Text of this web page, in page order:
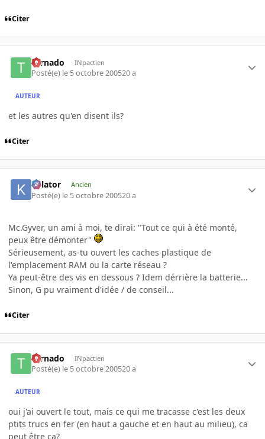
Citer
tornado INpactien
Posté(e) le 5 octobre 200520 a
AUTEUR
et les autres qu'en disent ils?
Citer
Killator Ancien
Posté(e) le 5 octobre 200520 a
Mc.Gyver, un ami à moi, te dirai: "Tout ce qui à été monté,
peux être démonter"
Sérieusement, as-tu ouvert les caches plastique de
l'emplacement RAM ou la carte réseau ?
Ya peut-être des vis en dessous ? Idem dérrière la batterie...
Sinon, G pu vraiment d'idée / de conseil...
Citer
tornado INpactien
Posté(e) le 5 octobre 200520 a
AUTEUR
oui j'ai ouvert le tout, mais ce qui me tracasse c'est les deux
ptits trucs en fer (en haut a gauche et en haut au milieu), ca
peut être ca?